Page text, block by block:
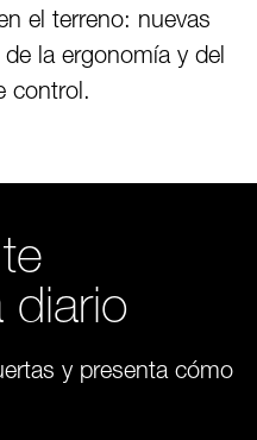
el terreno: nuevas
la ergonomía y del
control.
diario
y presenta cómo